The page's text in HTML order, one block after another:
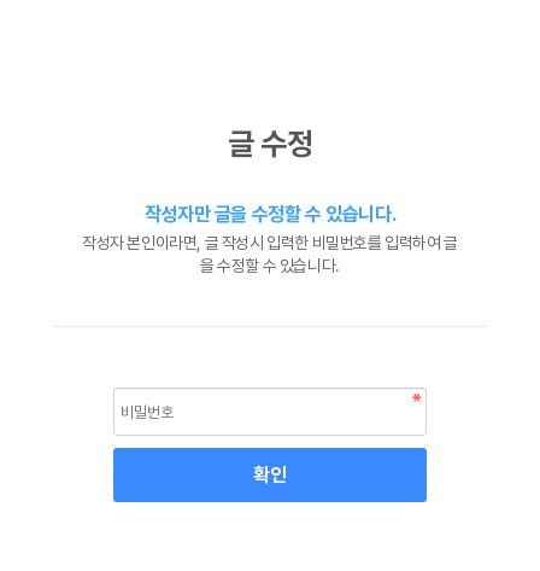
글 수정
작성자만 글을 수정할 수 있습니다.
작성자 본인이라면, 글 작성시 입력한 비밀번호를 입력하여 글
을 수정할 수 있습니다.